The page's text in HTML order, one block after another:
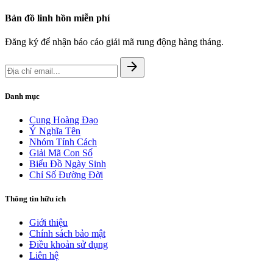
Bản đồ linh hồn miễn phí
Đăng ký để nhận báo cáo giải mã rung động hàng tháng.
arrow_forward
Danh mục
Cung Hoàng Đạo
Ý Nghĩa Tên
Nhóm Tính Cách
Giải Mã Con Số
Biểu Đồ Ngày Sinh
Chỉ Số Đường Đời
Thông tin hữu ích
Giới thiệu
Chính sách bảo mật
Điều khoản sử dụng
Liên hệ